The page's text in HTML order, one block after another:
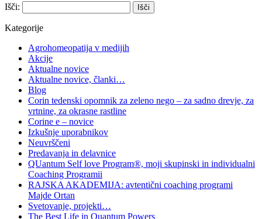
Išči:
Kategorije
Agrohomeopatija v medijih
Akcije
Aktualne novice
Aktualne novice, članki…
Blog
Corin tedenski opomnik za zeleno nego – za sadno drevje, za
vrtnine, za okrasne rastline
Corine e – novice
Izkušnje uporabnikov
Neuvrščeni
Predavanja in delavnice
QUantum Self love Program®, moji skupinski in individualni
Coaching Programii
RAJSKA AKADEMIJA: avtentični coaching programi
Majde Ortan
Svetovanje, projekti…
The Best Life in Quantum Powers